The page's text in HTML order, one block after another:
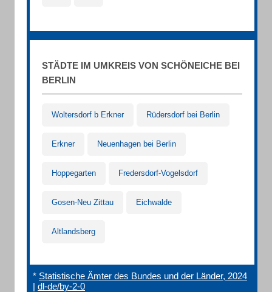
STÄDTE IM UMKREIS VON SCHÖNEICHE BEI
BERLIN
Woltersdorf b Erkner Rüdersdorf bei Berlin
Erkner Neuenhagen bei Berlin
Hoppegarten Fredersdorf-Vogelsdorf
Gosen-Neu Zittau Eichwalde
Altlandsberg
* Statistische Ämter des Bundes und der Länder, 2024
| dl-de/by-2-0